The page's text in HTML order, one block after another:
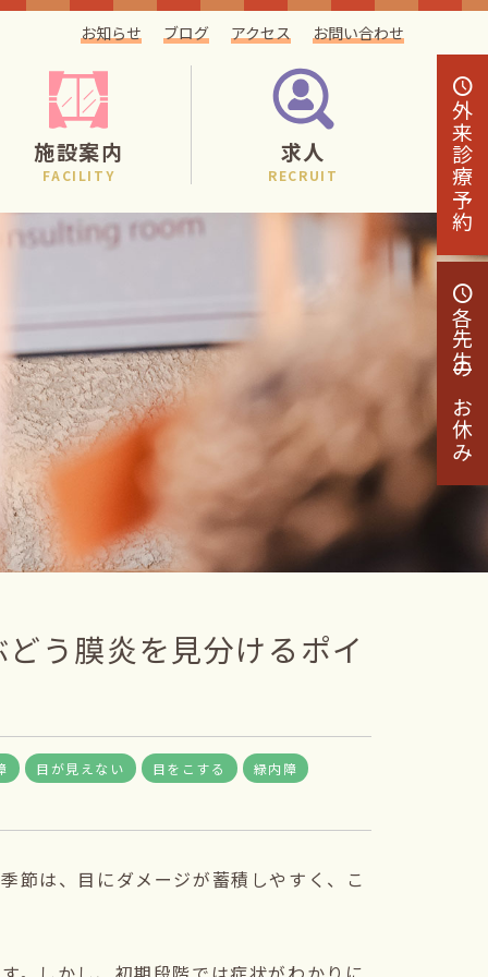
お知らせ ブログ アクセス お問い合わせ
施設案内
FACILITY
求人
RECRUIT
外来
診療予約
各先生の
お休み
う膜炎を見分けるポイ
目が見えない 目をこする 緑内障
節は、目にダメージが蓄積しやすく、こ